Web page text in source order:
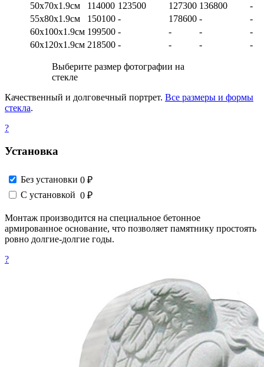
50х70х1.9см
114000 123500 127300 136800
-
55х80х1.9см
150100 - 178600 -
-
60х100х1.9см 199500 - - -
-
60х120х1.9см 218500 - - - -
Выберите размер фотографии на
стекле
Качественный и долговечный портрет. Все размеры и формы
стекла.
?
Установка
Без установки 0 ₽
С установкой 0 ₽
Монтаж производится на специальное бетонное
армированное основание, что позволяет памятнику простоять
ровно долгие-долгие годы.
?